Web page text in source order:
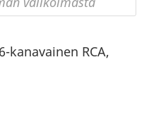
kanavainen RCA,